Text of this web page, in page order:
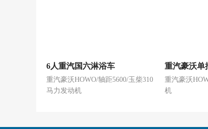
6人重汽国六淋浴车
重汽豪沃HOWO/轴距5600/玉柴310
马力发动机
重汽豪沃单
重汽豪沃
机